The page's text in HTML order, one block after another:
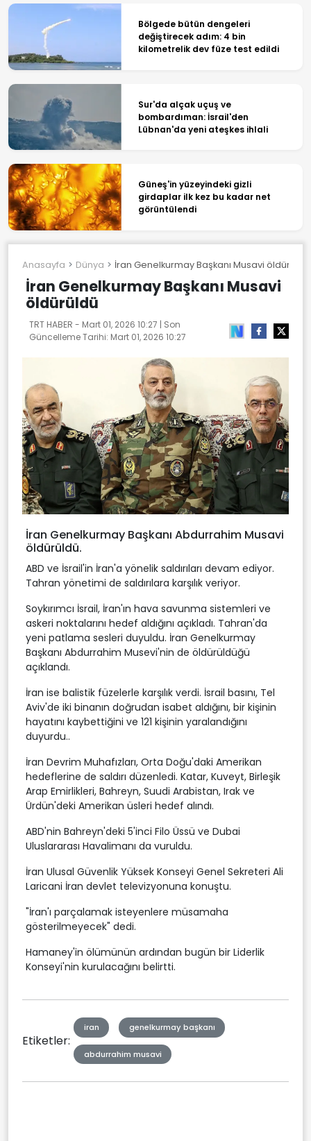
Bölgede bütün dengeleri
değiştirecek adım: 4 bin
kilometrelik dev füze test edildi
Sur'da alçak uçuş ve
bombardıman: İsrail'den
Lübnan'da yeni ateşkes ihlali
Güneş'in yüzeyindeki gizli
girdaplar ilk kez bu kadar net
görüntülendi
Anasayfa Dünya İran Genelkurmay Başkanı Musavi öldürüldü
İran Genelkurmay Başkanı Musavi
öldürüldü
TRT HABER - Mart 01, 2026 10:27 | Son
Güncelleme Tarihi: Mart 01, 2026 10:27
İran Genelkurmay Başkanı Abdurrahim Musavi
öldürüldü.
ABD ve İsrail'in İran'a yönelik saldırıları devam ediyor.
Tahran yönetimi de saldırılara karşılık veriyor.
Soykırımcı İsrail, İran'ın hava savunma sistemleri ve
askeri noktalarını hedef aldığını açıkladı. Tahran'da
yeni patlama sesleri duyuldu. İran Genelkurmay
Başkanı Abdurrahim Musevi'nin de öldürüldüğü
açıklandı.
İran ise balistik füzelerle karşılık verdi. İsrail basını, Tel
Aviv'de iki binanın doğrudan isabet aldığını, bir kişinin
hayatını kaybettiğini ve 121 kişinin yaralandığını
duyurdu..
İran Devrim Muhafızları, Orta Doğu'daki Amerikan
hedeflerine de saldırı düzenledi. Katar, Kuveyt, Birleşik
Arap Emirlikleri, Bahreyn, Suudi Arabistan, Irak ve
Ürdün'deki Amerikan üsleri hedef alındı.
ABD'nin Bahreyn'deki 5'inci Filo Üssü ve Dubai
Uluslararası Havalimanı da vuruldu.
İran Ulusal Güvenlik Yüksek Konseyi Genel Sekreteri Ali
Laricani İran devlet televizyonuna konuştu.
"İran'ı parçalamak isteyenlere müsamaha
gösterilmeyecek" dedi.
Hamaney'in ölümünün ardından bugün bir Liderlik
Konseyi'nin kurulacağını belirtti.
Etiketler:
iran genelkurmay başkanı
abdurrahim musavi